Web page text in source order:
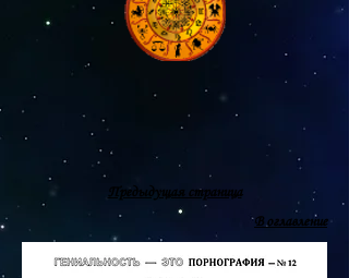
Предыдущая страница
В оглавление